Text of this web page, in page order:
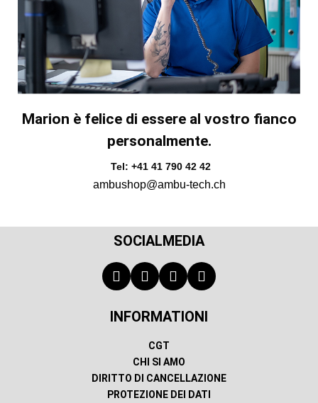
Marion è felice di essere al vostro fianco
personalmente.
Tel: +41 41 790 42 42
ambushop@ambu-tech.ch
SOCIALMEDIA
INFORMATIONI
CGT
CHI SI AMO
DIRITTO DI CANCELLAZIONE
PROTEZIONE DEI DATI